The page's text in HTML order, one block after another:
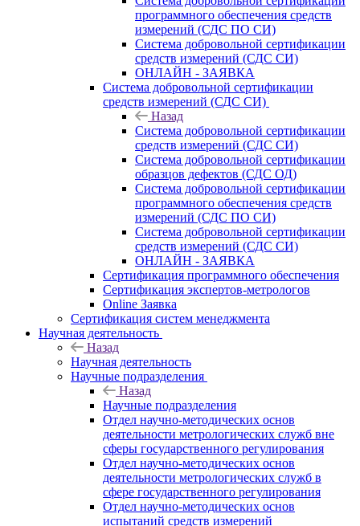
программного обеспечения средств
измерений (СДС ПО СИ)
Система добровольной сертификации
средств измерений (СДС СИ)
ОНЛАЙН - ЗАЯВКА
Система добровольной сертификации
средств измерений (СДС СИ)
Назад
Система добровольной сертификации
средств измерений (СДС СИ)
Система добровольной сертификации
образцов дефектов (СДС ОД)
Система добровольной сертификации
программного обеспечения средств
измерений (СДС ПО СИ)
Система добровольной сертификации
средств измерений (СДС СИ)
ОНЛАЙН - ЗАЯВКА
Сертификация программного обеспечения
Сертификация экспертов-метрологов
Online Заявка
Сертификация систем менеджмента
Научная деятельность
Назад
Научная деятельность
Научные подразделения
Назад
Научные подразделения
Отдел научно-методических основ
деятельности метрологических служб вне
сферы государственного регулирования
Отдел научно-методических основ
деятельности метрологических служб в
сфере государственного регулирования
Отдел научно-методических основ
испытаний средств измерений